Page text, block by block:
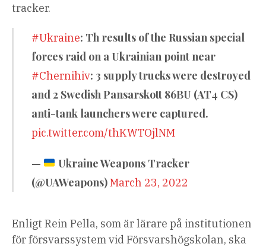
tracker.
#Ukraine: Th results of the Russian special
forces raid on a Ukrainian point near
#Chernihiv: 3 supply trucks were destroyed
and 2 Swedish Pansarskott 86BU (AT4 CS)
anti-tank launchers were captured.
pic.twitter.com/thKWTOjlNM
—
Ukraine Weapons Tracker
(@UAWeapons)March 23, 2022
Enligt Rein Pella, som är lärare på institutionen
för försvarssystem vid Försvarshögskolan, ska